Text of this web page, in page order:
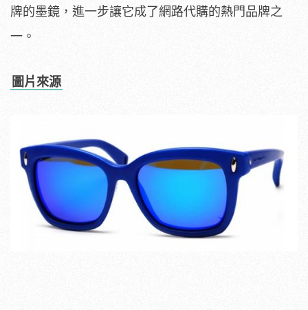
牌的墨鏡，進一步讓它成了網路代購的熱門品牌之
一。
圖片來源